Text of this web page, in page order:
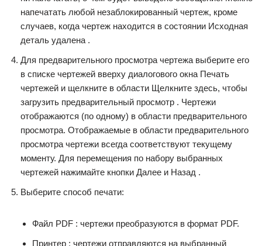
напечатать любой незаблокированный чертеж, кроме
случаев, когда чертеж находится в состоянии Исходная
деталь удалена .
Для предварительного просмотра чертежа выберите его
в списке чертежей вверху диалогового окна Печать
чертежей и щелкните в области Щелкните здесь, чтобы
загрузить предварительный просмотр . Чертежи
отображаются (по одному) в области предварительного
просмотра. Отображаемые в области предварительного
просмотра чертежи всегда соответствуют текущему
моменту. Для перемещения по набору выбранных
чертежей нажимайте кнопки Далее и Назад .
Выберите способ печати:
Файл PDF : чертежи преобразуются в формат PDF.
Принтер : чертежи отправляются на выбранный